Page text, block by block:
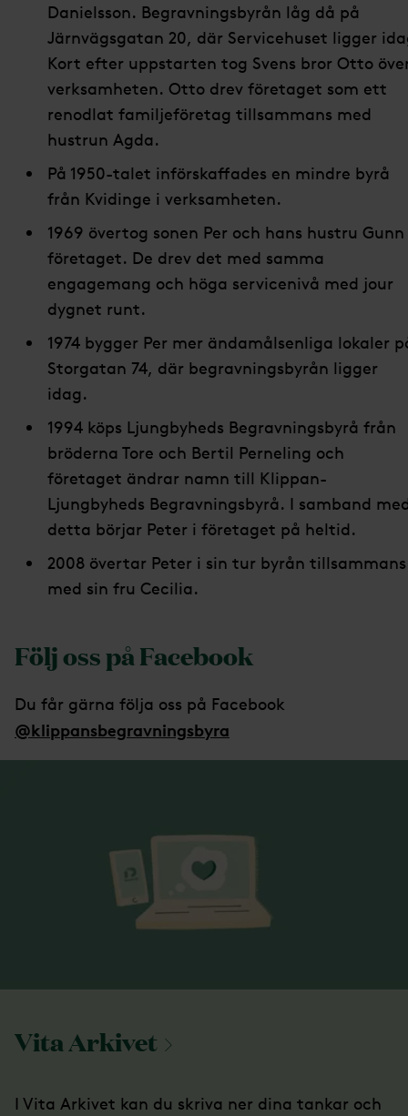
Danielsson. Begravningsbyrån låg då på
Järnvägsgatan 20, där Servicehuset ligger
Kort efter uppstarten tog Svens bror Otto
verksamheten. Otto drev företaget som ett
renodlat familjeföretag tillsammans med
hustrun Agda.
På 1950-talet införskaffades en mindre byrå
från Kvidinge i verksamheten.
1969 övertog sonen Per och hans hustru Gunn
företaget. De drev det med samma
engagemang och höga servicenivå med jour
dygnet runt.
1974 bygger Per mer ändamålsenliga lokaler
Storgatan 74, där begravningsbyrån ligger
idag.
1994 köps Ljungbyheds Begravningsbyrå från
bröderna Tore och Bertil Perneling och
företaget ändrar namn till Klippan-
Ljungbyheds Begravningsbyrå. I samband
detta börjar Peter i företaget på heltid.
2008 övertar Peter i sin tur byrån tillsammans
med sin fru Cecilia.
Följ oss på Facebook
Du får gärna följa oss på Facebook
@klippansbegravningsbyra
VitaArkivet
I Vita Arkivet kan du skriva ner dina tankar och